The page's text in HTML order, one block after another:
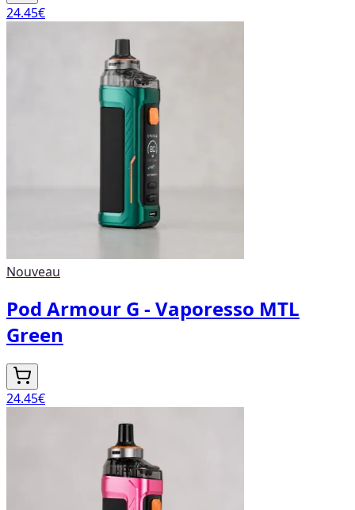
24.45€
Nouveau
Pod Armour G - Vaporesso MTL
Green
24.45€